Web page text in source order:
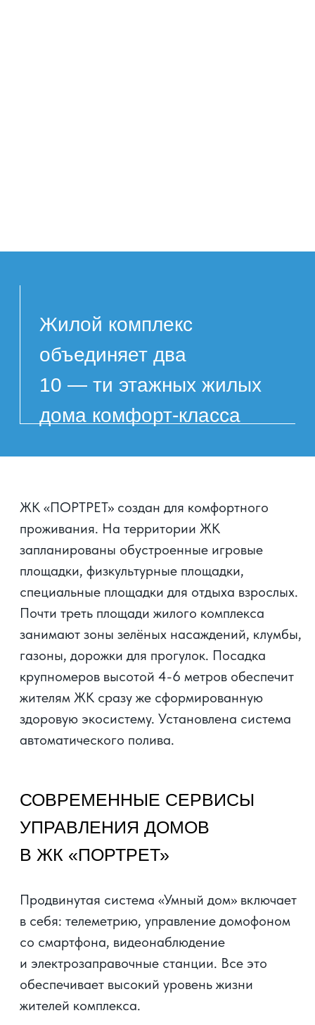
В непосредственной близости
располагается новая школа на 1100 мест
Количество квартир — 213
Детские игровая зона — 190 м²
Физкультурная площадка — 370 м²
Парковка — 160 машино-мест (24 машино-
места открытого типа с площадкой
Паркинг
электрозарядки
3
для парковки автомобилей вблизи домов.
Наши парковочные зоны обеспечивают
надежную защиту транспортных средств
от неблагоприятных погодных условий, таких
как дождь, снег, град или палящее солнце,
а также гарантируют спокойствие
за сохранность вашего автомобиля.